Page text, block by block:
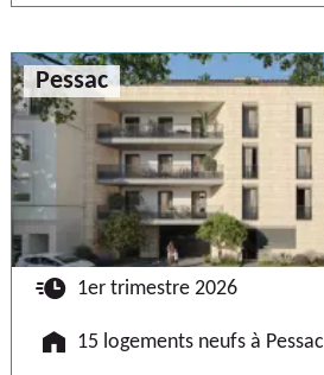
Pessac
🕐 1er trimestre 2026
🏠 15 logements neufs à Pessac